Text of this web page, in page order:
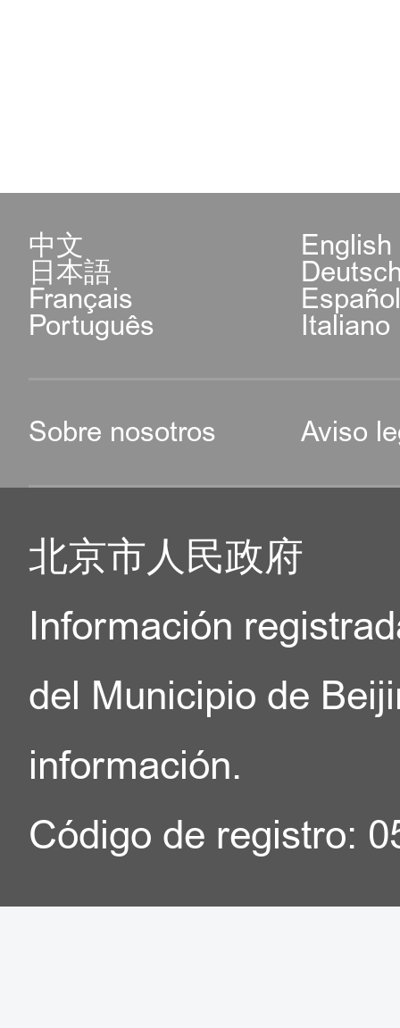
中文 English
日本語
Français
Português Italiano
Sobre nosotros Aviso
北京市人民政府
Información
del Municipio de
información.
Código de registro: